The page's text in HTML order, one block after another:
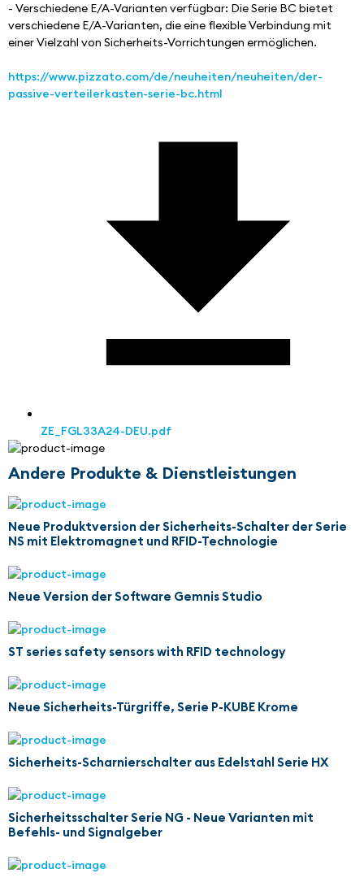
- Verschiedene E/A-Varianten verfügbar: Die Serie BC bietet
verschiedene E/A-Varianten, die eine flexible Verbindung mit
einer Vielzahl von Sicherheits-Vorrichtungen ermöglichen.
https://www.pizzato.com/de/neuheiten/neuheiten/der-
passive-verteilerkasten-serie-bc.html
ZE_FGL33A24-DEU.pdf
Andere Produkte & Dienstleistungen
Neue Produktversion der Sicherheits-Schalter der Serie
NS mit Elektromagnet und RFID-Technologie
Neue Version der Software Gemnis Studio
ST series safety sensors with RFID technology
Neue Sicherheits-Türgriffe, Serie P-KUBE Krome
Sicherheits-Scharnierschalter aus Edelstahl Serie HX
Sicherheitsschalter Serie NG - Neue Varianten mit
Befehls- und Signalgeber